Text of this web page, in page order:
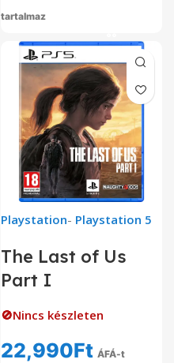
tartalmaz
Playstation- Playstation 5
The Last of Us
Part I
🚫Nincs készleten
22,990Ft ÁFÁ-t